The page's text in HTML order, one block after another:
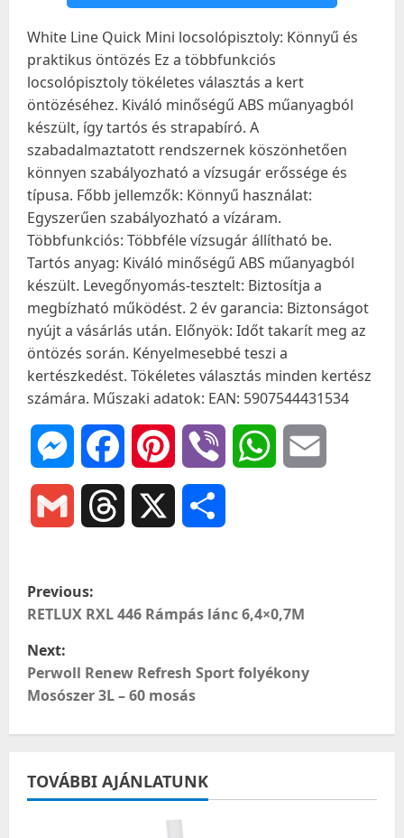
White Line Quick Mini locsolópisztoly: Könnyű és
praktikus öntözés Ez a többfunkciós
locsolópisztoly tökéletes választás a kert
öntözéséhez. Kiváló minőségű ABS műanyagból
készült, így tartós és strapabíró. A
szabadalmaztatott rendszernek köszönhetően
könnyen szabályozható a vízsugár erőssége és
típusa. Főbb jellemzők: Könnyű használat:
Egyszerűen szabályozható a vízáram.
Többfunkciós: Többféle vízsugár állítható be.
Tartós anyag: Kiváló minőségű ABS műanyagból
készült. Levegőnyomás-tesztelt: Biztosítja a
megbízható működést. 2 év garancia: Biztonságot
nyújt a vásárlás után. Előnyök: Időt takarít meg az
öntözés során. Kényelmesebbé teszi a
kertészkedést. Tökéletes választás minden kertész
számára. Műszaki adatok: EAN: 5907544431534
MessengerFacebookPinterest Viber WhatsApp
Gmail Threads
P
o
s
t
n
a
v
Previous:
RETLUX RXL 446 Rámpás lánc 6,4×0,7M
Next:
Perwoll Renew Refresh Sport folyékony
Mosószer 3L – 60 mosás
TOVÁBBI AJÁNLATUNK